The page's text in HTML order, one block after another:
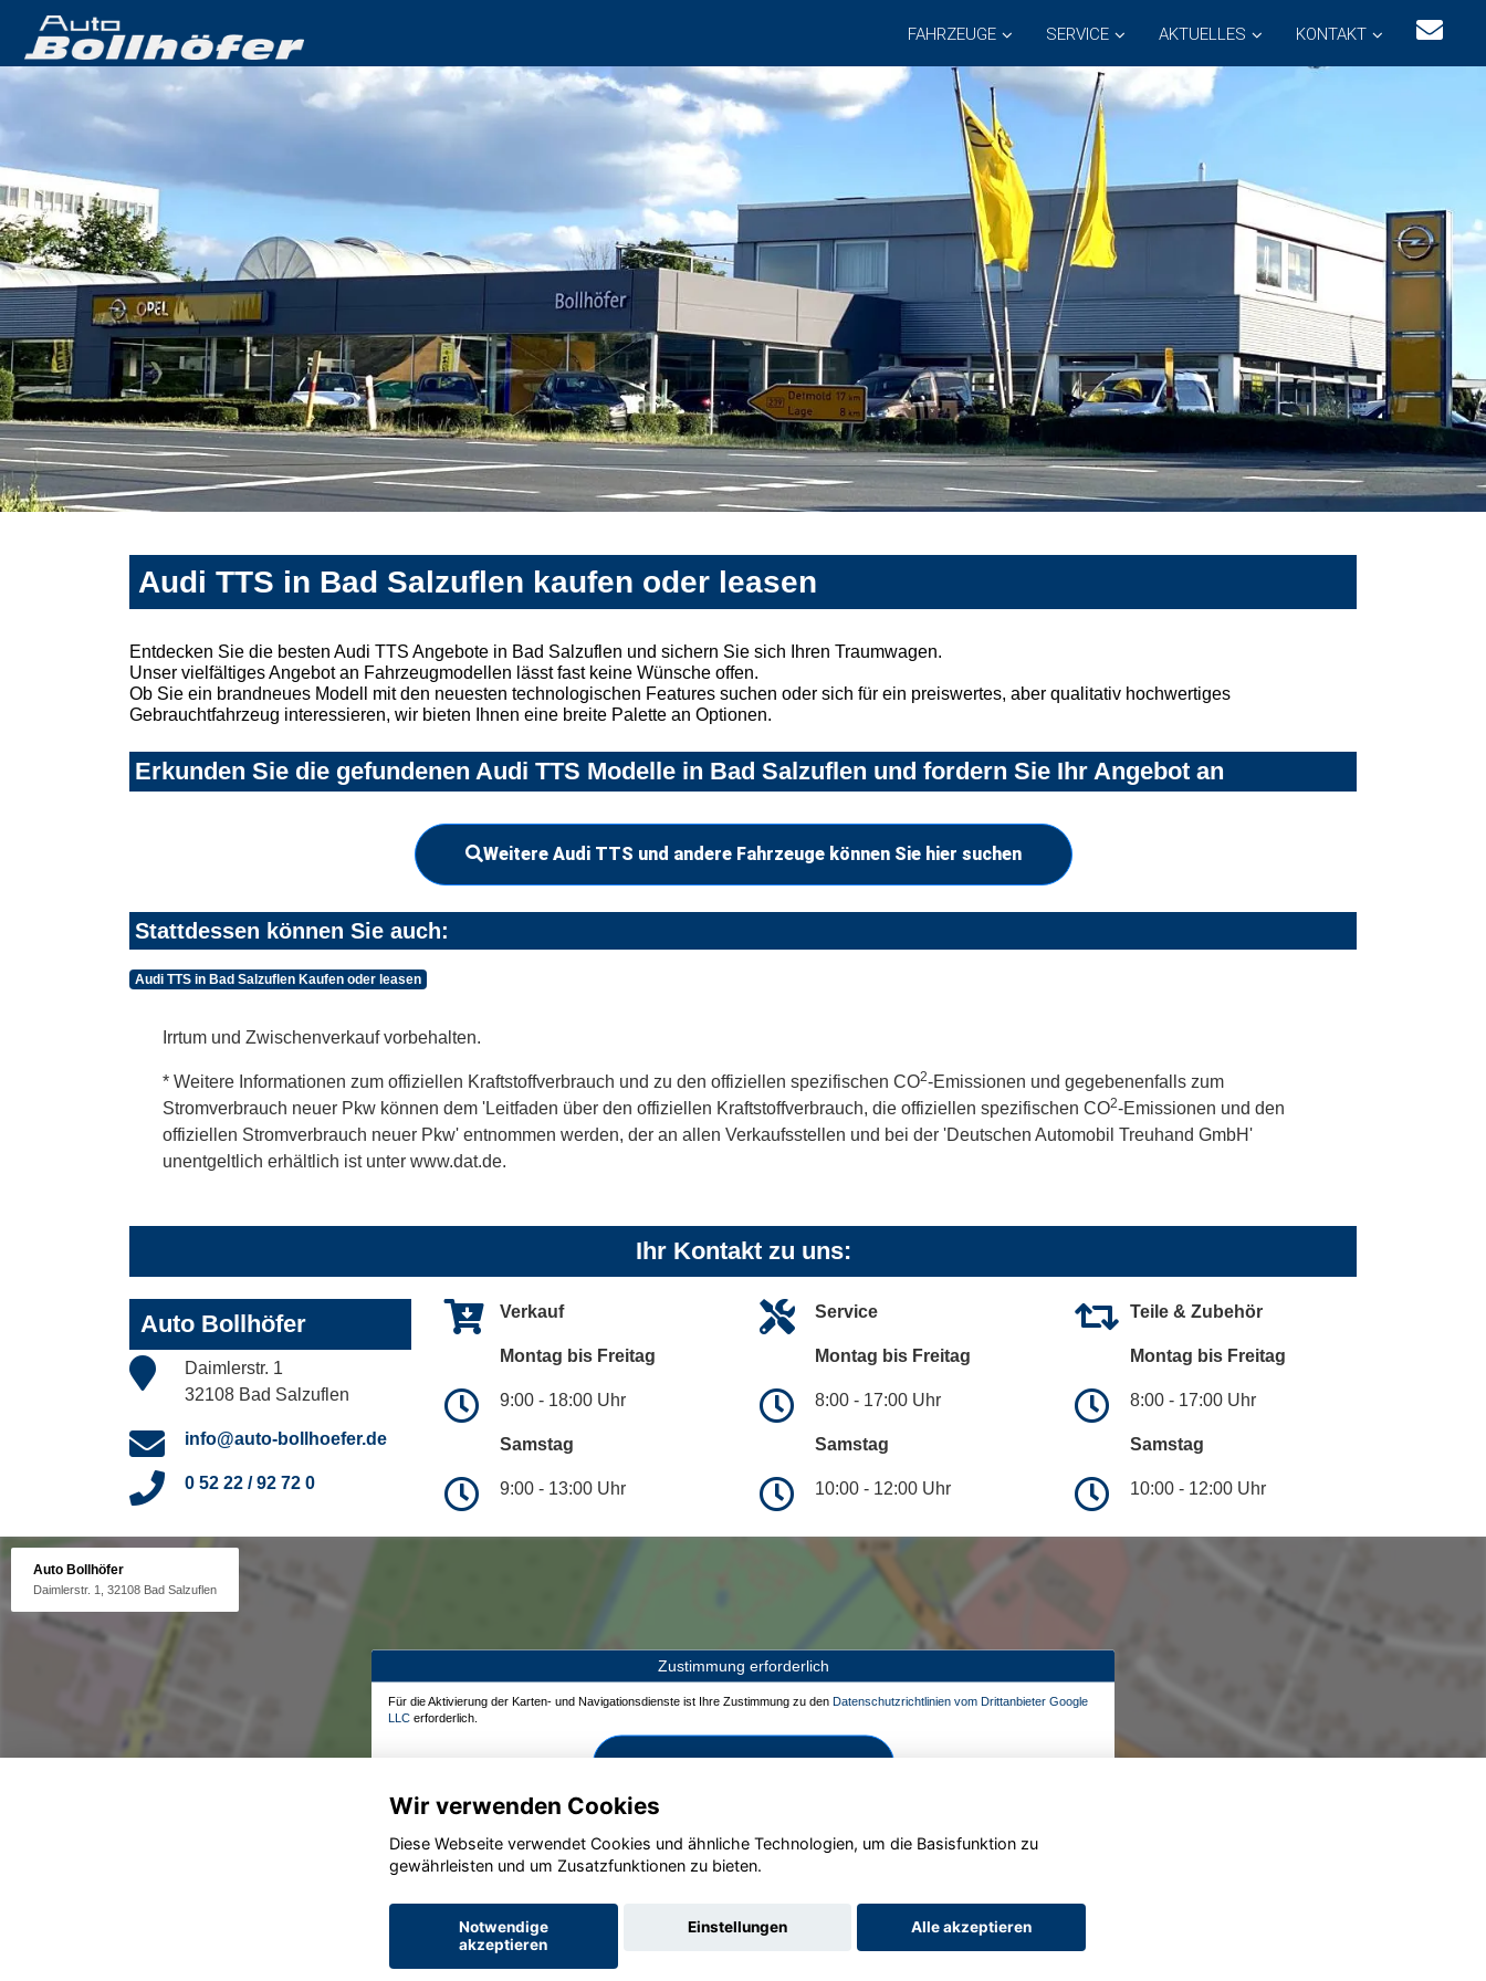
FAHRZEUGE SERVICE AKTUELLES KONTAKT
Audi TTS in Bad Salzuflen kaufen oder leasen
Entdecken Sie die besten Audi TTS Angebote in Bad Salzuflen und sichern Sie sich Ihren Traumwagen.
Unser vielfältiges Angebot an Fahrzeugmodellen lässt fast keine Wünsche offen.
Ob Sie ein brandneues Modell mit den neuesten technologischen Features suchen oder sich für ein preiswertes, aber qualitativ hochwertiges
Gebrauchtfahrzeug interessieren, wir bieten Ihnen eine breite Palette an Optionen.
Erkunden Sie die gefundenen Audi TTS Modelle in Bad Salzuflen und fordern Sie Ihr Angebot an
Weitere Audi TTS und andere Fahrzeuge können Sie hier suchen
Stattdessen können Sie auch:
Audi TTS in Bad Salzuflen Kaufen oder leasen
Irrtum und Zwischenverkauf vorbehalten.
* Weitere Informationen zum offiziellen Kraftstoffverbrauch und zu den offiziellen spezifischen CO2-Emissionen und gegebenenfalls zum
Stromverbrauch neuer Pkw können dem 'Leitfaden über den offiziellen Kraftstoffverbrauch, die offiziellen spezifischen CO2-Emissionen und den
offiziellen Stromverbrauch neuer Pkw' entnommen werden, der an allen Verkaufsstellen und bei der 'Deutschen Automobil Treuhand GmbH'
unentgeltlich erhältlich ist unter www.dat.de.
Ihr Kontakt zu uns:
Auto Bollhöfer
Daimlerstr. 1
32108 Bad Salzuflen
info@auto-bollhoefer.de
0 52 22 / 92 72 0
Verkauf
Montag bis Freitag
9:00 - 18:00 Uhr
Samstag
9:00 - 13:00 Uhr
Service
Montag bis Freitag
8:00 - 17:00 Uhr
Samstag
10:00 - 12:00 Uhr
Teile & Zubehör
Montag bis Freitag
8:00 - 17:00 Uhr
Samstag
10:00 - 12:00 Uhr
Auto Bollhöfer
Daimlerstr. 1, 32108 Bad Salzuflen
Zustimmung erforderlich
Für die Aktivierung der Karten- und Navigationsdienste ist Ihre Zustimmung zu den Datenschutzrichtlinien vom Drittanbieter Google
LLC erforderlich.
Wir verwenden Cookies
Diese Webseite verwendet Cookies und ähnliche Technologien, um die Basisfunktion zu
gewährleisten und um Zusatzfunktionen zu bieten.
Notwendige
akzeptieren
Einstellungen Alle akzeptieren